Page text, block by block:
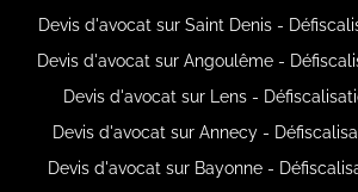
Devis d'avocat sur Saint Denis -
Devis d'avocat sur Angoulême -
Devis d'avocat sur Lens -
Devis d'avocat sur Annecy -
Devis d'avocat sur Bayonne -